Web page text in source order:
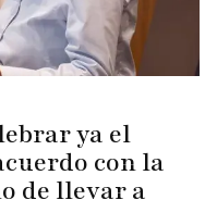
ya el
con la
de llevar a